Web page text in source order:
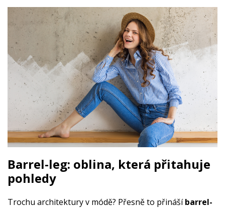
Barrel-leg: oblina, která přitahuje
pohledy
Trochu architektury v módě? Přesně to přinášíbarrel-